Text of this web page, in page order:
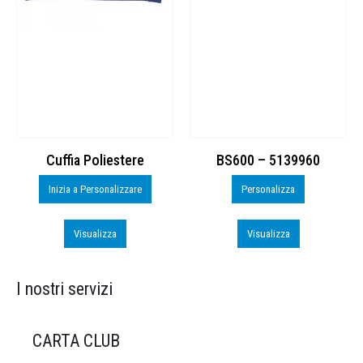
Cuffia Poliestere
Inizia a Personalizzare
Visualizza
BS600 – 5139960
Personalizza
Visualizza
I nostri servizi
CARTA CLUB